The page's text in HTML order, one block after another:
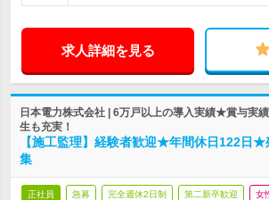
求人詳細を見る
日本電力株式会社 | 6万戸以上の導入実績★賞与実
生も充実！
【施工監理】経験者歓迎★年間休日122日
集
正社員 急募 完全週休2日制 第二新卒歓迎 女